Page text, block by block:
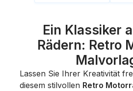
Ein Klassiker
Rädern: Retro
Lassen Sie Ihrer Kreativität
diesem stilvollen Retro